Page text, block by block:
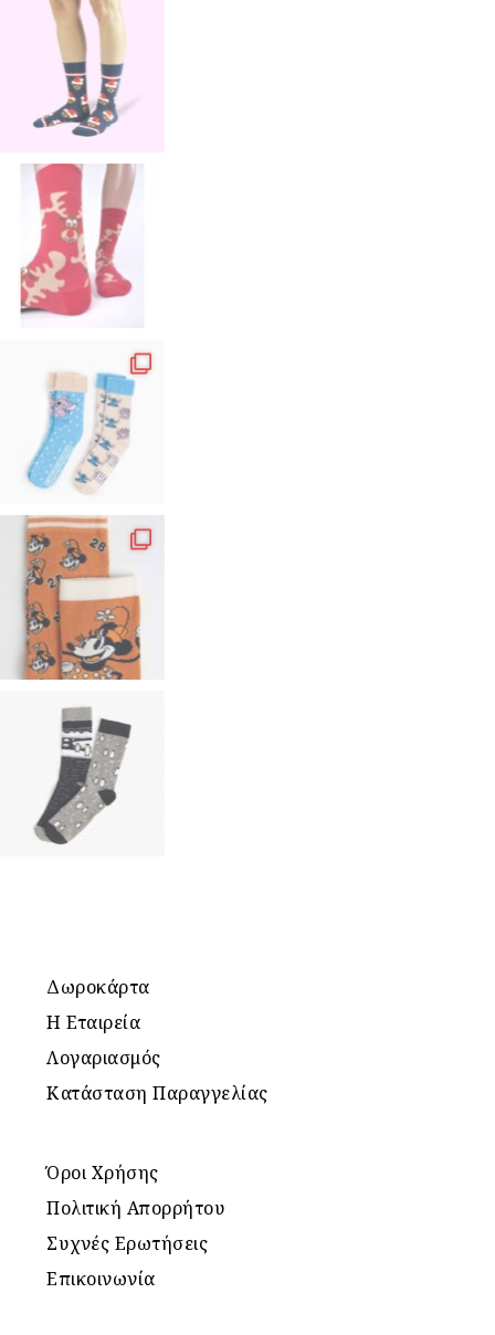
Δωροκάρτα
Η Εταιρεία
Λογαριασμός
Κατάσταση Παραγγελίας
Όροι Χρήσης
Πολιτική Απορρήτου
Συχνές Ερωτήσεις
Επικοινωνία